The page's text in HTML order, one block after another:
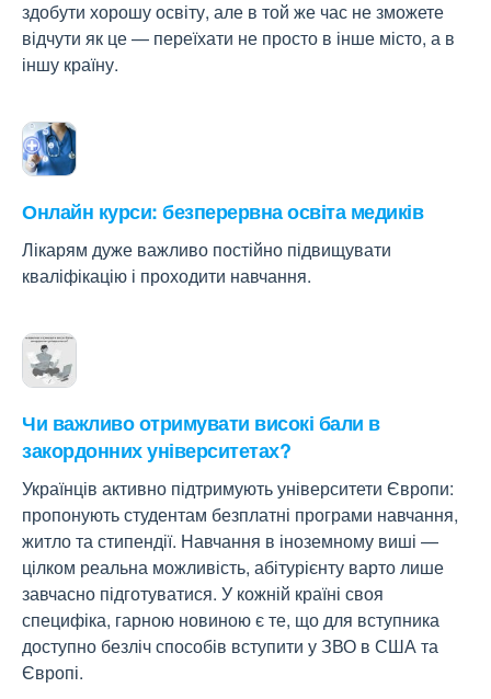
здобути хорошу освіту, але в той же час не зможете
відчути як це — переїхати не просто в інше місто, а в
іншу країну.
Онлайн курси: безперервна освіта медиків
Лікарям дуже важливо постійно підвищувати
кваліфікацію і проходити навчання.
Чи важливо отримувати високі бали в
закордонних університетах?
Українців активно підтримують університети Європи:
пропонують студентам безплатні програми навчання,
житло та стипендії. Навчання в іноземному виші —
цілком реальна можливість, абітурієнту варто лише
завчасно підготуватися. У кожній країні своя
специфіка, гарною новиною є те, що для вступника
доступно безліч способів вступити у ЗВО в США та
Європі.